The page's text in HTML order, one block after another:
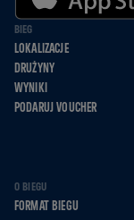
BIEG
LOKALIZACJE
DRUŻYNY
WYNIKI
PODARUJ VOUCHER
O BIEGU
FORMAT BIEGU